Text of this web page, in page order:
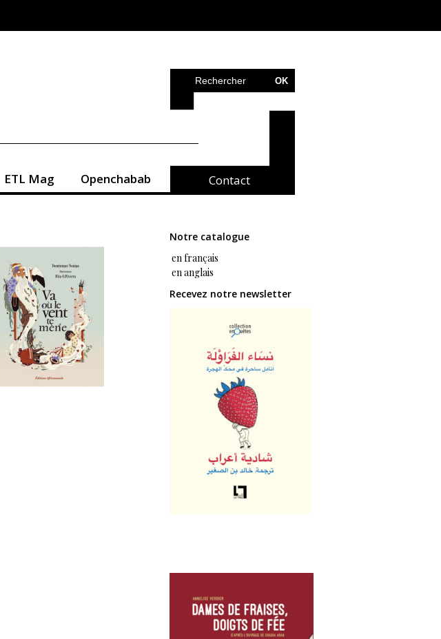
ETL Mag Openchabab Contact
Notre catalogue
en français
en anglais
Recevez notre newsletter